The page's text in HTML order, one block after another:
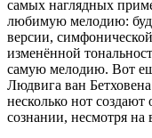
самых наглядных
любимую мелодию:
версии,
изменённой
самую мелодию. Вот
Людвига ван
несколько нот
сознании, несмотря